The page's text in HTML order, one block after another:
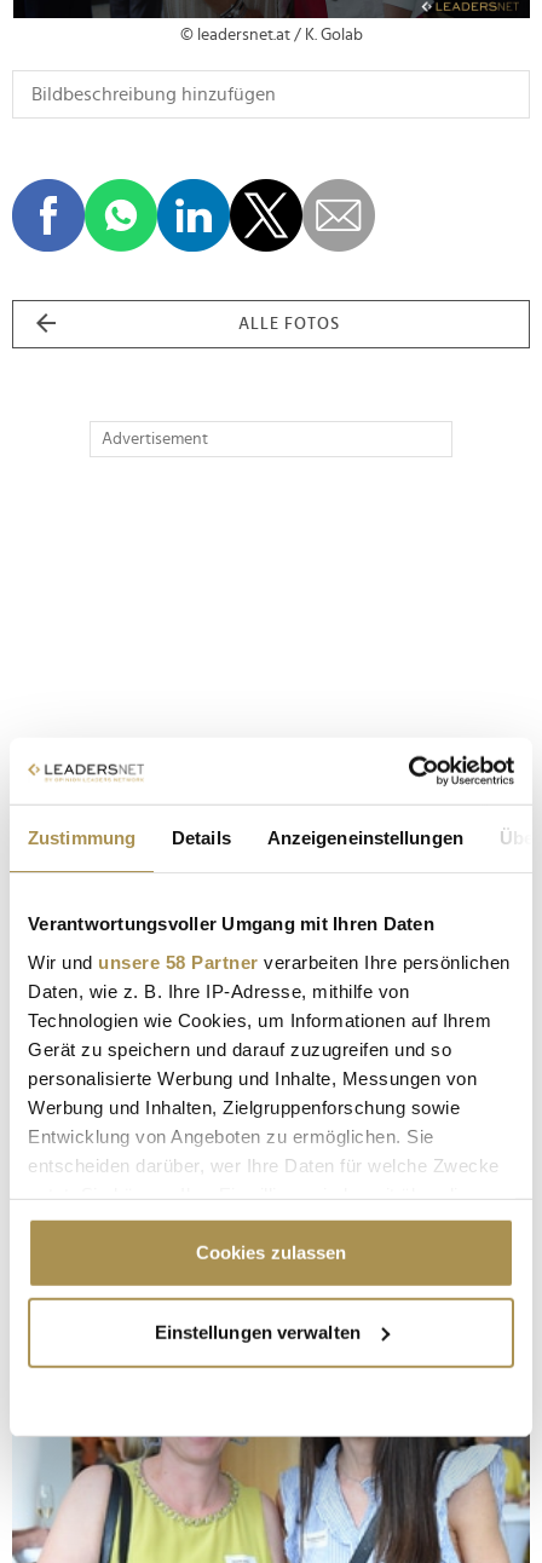
Zustimmung Details Anzeigeneinstellungen
Verantwortungsvoller Umgang mit Ihren Daten
Wir und unsere 58 Partner verarbeiten Ihre persönlichen
Daten, wie z. B. Ihre IP-Adresse, mithilfe von
Technologien wie Cookies, um Informationen auf Ihrem
Gerät zu speichern und darauf zuzugreifen und so
personalisierte Werbung und Inhalte, Messungen von
Werbung und Inhalten, Zielgruppenforschung sowie
Entwicklung von Angeboten zu ermöglichen. Sie
entscheiden darüber, wer Ihre Daten für welche Zwecke
Cookie-Erklärung oder durch Klicken auf das Privacy
Trigger Symbol ändern oder widerrufen
Informationen über Ihre geografische Lage
erfassen, welche bis auf einige Meter genau sein
bestimmten Merkmalen (Fingerprinting) identifizieren
Erfahren Sie mehr darüber, wie Ihre persönlichen Daten
verarbeitet werden, und legen Sie Ihre Präferenzen im
Abschnitt Einzelheitenfest.
Cookies zulassen
Einstellungen verwalten
© leadersnet.at / K. Golab
ALLE FOTOS
Advertisement